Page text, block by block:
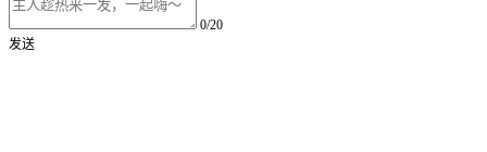
0/20
发送